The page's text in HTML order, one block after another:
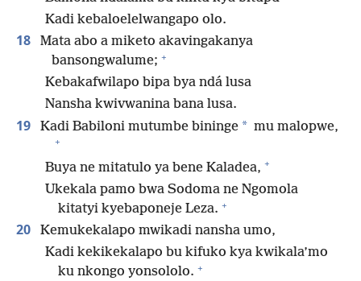
Kadi kebaloelelwangapo olo.
18
Mata abo a miketo akavingakanya
bansongwalume; +
Kebakafwilapo bipa bya ndá lusa
Nansha kwivwanina bana lusa.
19 Kadi Babiloni mutumbe bininge * mu malopwe,
+
Buya ne mitatulo ya bene Kaladea, +
Ukekala pamo bwa Sodoma ne Ngomola
kitatyi kyebaponeje Leza. +
20
Kemukekalapo mwikadi nansha umo,
Kadi kekikekalapo bu kifuko kya kwikala’mo
ku nkongo yonsololo. +